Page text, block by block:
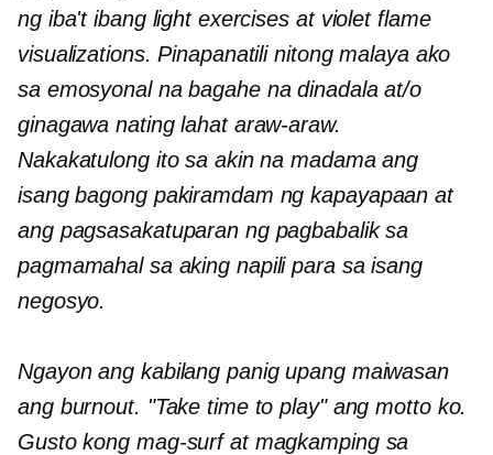
ng iba't ibang light exercises at violet flame
visualizations. Pinapanatili nitong malaya ako
sa emosyonal na bagahe na dinadala at/o
ginagawa nating lahat araw-araw.
Nakakatulong ito sa akin na madama ang
isang bagong pakiramdam ng kapayapaan at
ang pagsasakatuparan ng pagbabalik sa
pagmamahal sa aking napili para sa isang
negosyo.
Ngayon ang kabilang panig upang maiwasan
ang burnout. "Take time to play" ang motto ko.
Gusto kong mag-surf at magkamping sa